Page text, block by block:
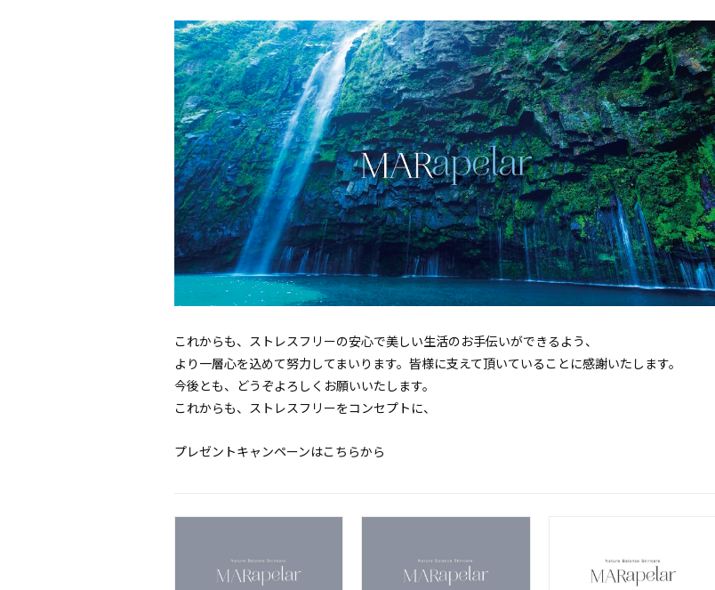
これからも、ストレスフリーの安心で美しい生活のお手伝いができるよう、
より一層心を込めて努力してまいります。皆様に支えて頂いていることに感謝いたします。
今後とも、どうぞよろしくお願いいたします。
これからも、ストレスフリーをコンセプトに、
プレゼントキャンペーンはこちらから